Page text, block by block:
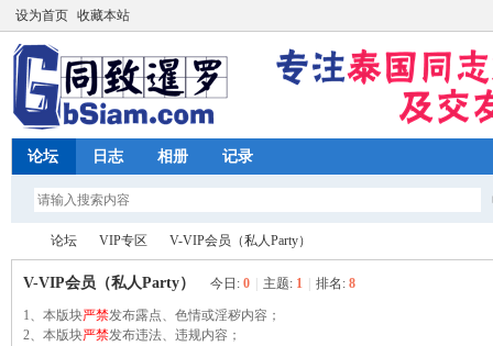
设为首页 收藏本站
论坛 日志 相册 记录
同 »
论坛
›
VIP专区
›
V-VIP会员（私人Party）
V-VIP会员（私人Party） 今日: 0 主题: 1 排名: 8
1、本版块严禁发布露点、色情或淫秽内容；
2、本版块严禁发布违法、违规内容；